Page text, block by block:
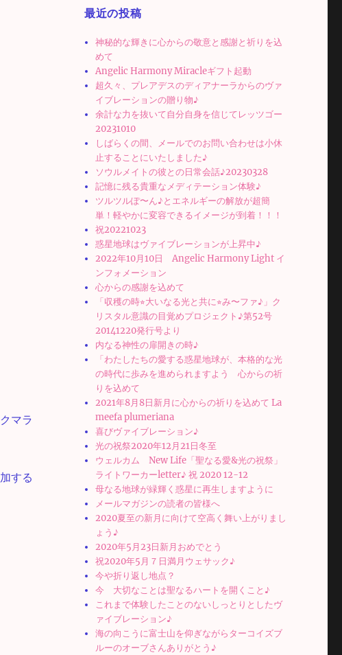
マラ
する
最近の投稿
神秘的な輝きに心からの敬意と感謝と祈りを込
めて
Angelic Harmony Miracleギフト起動
超久々、プレアデスのディアナーラからのヴァ
イブレーションの贈り物♪
余計な力を抜いて自分自身を信じてレッツゴー
20231010
しばらくの間、メールでのお問い合わせは小休
止することにいたしました♪
ソウルメイトの彼との日常会話♪20230328
記憶に残る貴重なメディテーション体験♪
ツルツルぽ〜ん♪とエネルギーの解放が超簡
単！軽やかに変容できるイメージが到着！！！
祝20221023
惑星地球はヴァイブレーションが上昇中♪
2022年10月10日 Angelic Harmony Light イ
ンフォメーション
心からの感謝を込めて
「収穫の時⭐︎大いなる光と共に⭐︎み〜ファ♪」ク
リスタル意識の目覚めプロジェクト♪第52号
20141220発行号より
内なる神性の扉開きの時♪
「わたしたちの愛する惑星地球が、本格的な光
の時代に歩みを進められますよう 心からの祈
りを込めて
2021年8月8日新月に心からの祈りを込めて La
meefa plumeriana
喜びヴァイブレーション♪
光の祝祭2020年12月21日冬至
ウェルカム New Life「聖なる愛&光の祝祭」
ライトワーカーletter♪ 祝 2020 12-12
母なる地球が緑輝く惑星に再生しますように
メールマガジンの読者の皆様へ
2020夏至の新月に向けて空高く舞い上がりまし
ょう♪
2020年5月23日新月おめでとう
祝2020年5月７日満月ウェサック♪
今や折り返し地点？
今 大切なことは聖なるハートを開くこと♪
これまで体験したことのないしっとりとしたヴ
ァイブレーション♪
海の向こうに富士山を仰ぎながらターコイズブ
ルーのオーブさんありがとう♪